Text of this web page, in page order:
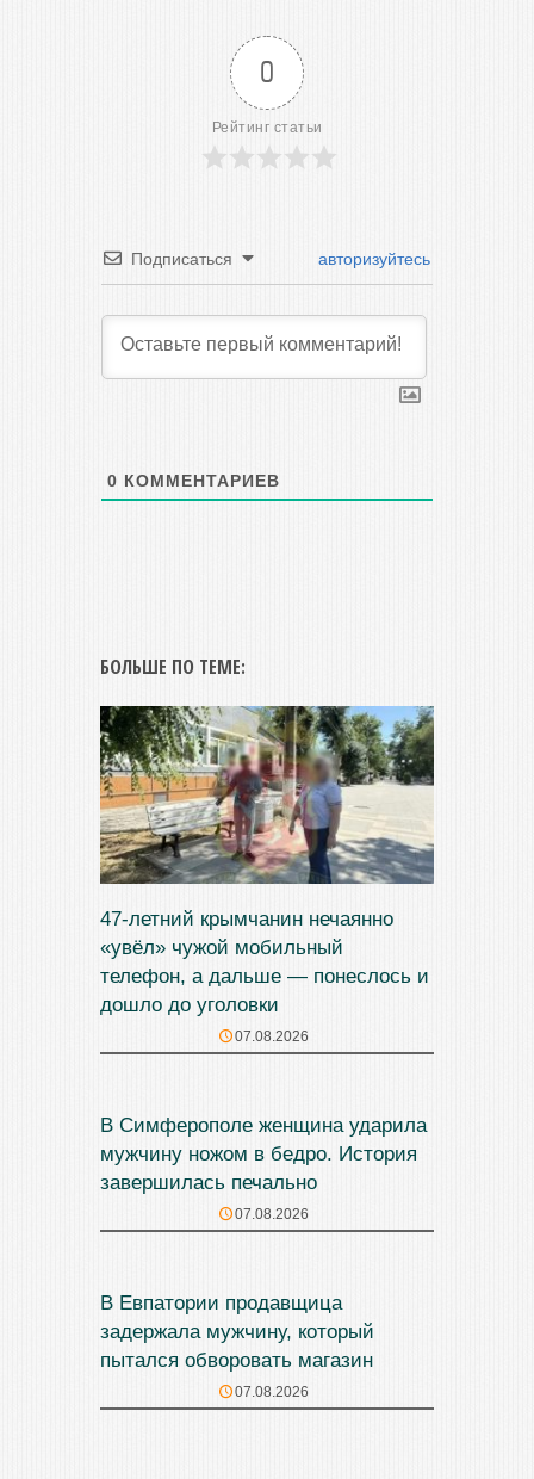
0
Рейтинг статьи
Подписаться авторизуйтесь
0 КОММЕНТАРИЕВ
БОЛЬШЕ ПО ТЕМЕ:
47‑летний крымчанин нечаянно
«увёл» чужой мобильный
телефон, а дальше — понеслось и
дошло до уголовки
07.08.2026
В Симферополе женщина ударила
мужчину ножом в бедро. История
завершилась печально
07.08.2026
В Евпатории продавщица
задержала мужчину, который
пытался обворовать магазин
07.08.2026